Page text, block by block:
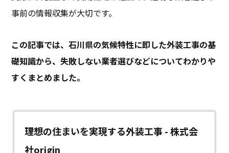
事前の情報収集が大切です。
この記事では、石川県の気候特性に即した外装工事の基
礎知識から、失敗しない業者選びなどについてわかりや
すくまとめました。
理想の住まいを実現する外装工事 - 株式会
社origin